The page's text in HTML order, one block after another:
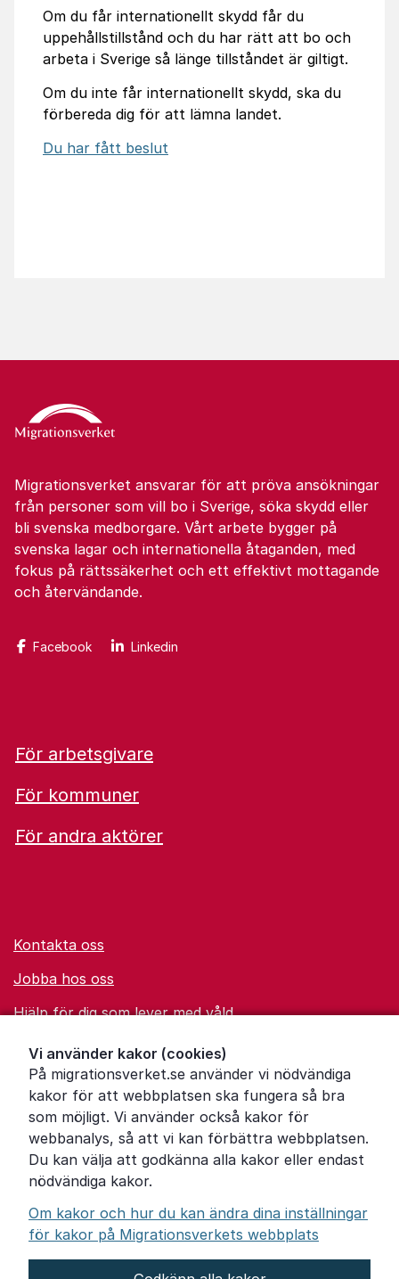
Vi använder kakor (cookies)
På migrationsverket.se använder vi nödvändiga
kakor för att webbplatsen ska fungera så bra
som möjligt. Vi använder också kakor för
webbanalys, så att vi kan förbättra webbplatsen.
Du kan välja att godkänna alla kakor eller endast
nödvändiga kakor.
Om kakor och hur du kan ändra dina inställningar
för kakor på Migrationsverkets webbplats
Om du får internationellt skydd får du
uppehållstillstånd och du har rätt att bo och
arbeta i Sverige så länge tillståndet är giltigt.
Om du inte får internationellt skydd, ska du
förbereda dig för att lämna landet.
Du har fått beslut
Migrationsverket ansvarar för att pröva ansökningar
från personer som vill bo i Sverige, söka skydd eller
bli svenska medborgare. Vårt arbete bygger på
svenska lagar och internationella åtaganden, med
fokus på rättssäkerhet och ett effektivt mottagande
och återvändande.
Facebook Linkedin
För arbetsgivare
För kommuner
För andra aktörer
Kontakta oss
Jobba hos oss
Hjälp för dig som lever med våld
Ordförklaringar
Om Migrationsverket
Pressrum
Tillgänglighetsredogörelse
Other languages